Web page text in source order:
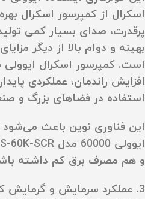
اسکرال از کمپرسور اسکرال
پرقدرت، صدای بسیار کمی
بهینه و دوام بالا از دیگر
است. کمپرسور اسکرال
افزایش راندمان، عملکردی
استفاده در فضاهای بزرگ و
این فناوری نوین باعث می‌شود
و هم مصرف برق کم داشته
3. عملکرد سرمایش و گرمایش